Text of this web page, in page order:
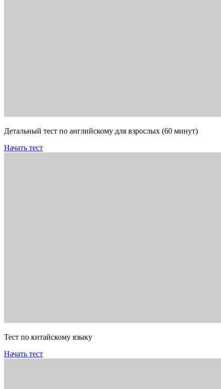
Детальный тест по английскому для взрослых (60 минут)
Начать тест
Тест по китайскому языку
Начать тест